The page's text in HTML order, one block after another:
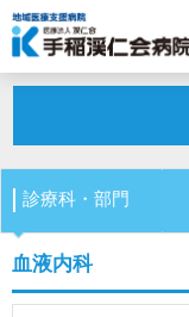
診療科・部門
血液内科